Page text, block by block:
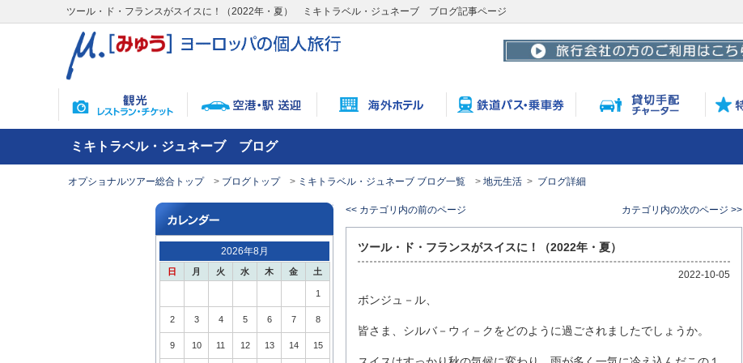
ツール・ド・フランスがスイスに！（2022年・夏） ミキトラベル・ジュネーブ ブログ記事ページ
ミキトラベル・ジュネーブ ブログ
オプショナルツアー総合トップ ブログトップ ミキトラベル・ジュネーブ ブログ一覧 地元生活 ブログ詳細
2026年8月
日 月 火 水 木 金 土
1
2 3 4 5 6 7 8
9 10 11 12 13 14 15
<< カテゴリ内の前のページ カテゴリ内の次のページ >>
ツール・ド・フランスがスイスに！（2022年・夏）
2022-10-05
ボンジュ－ル、
皆さま、シルバ－ウィ－クをどのように過ごされましたでしょうか。